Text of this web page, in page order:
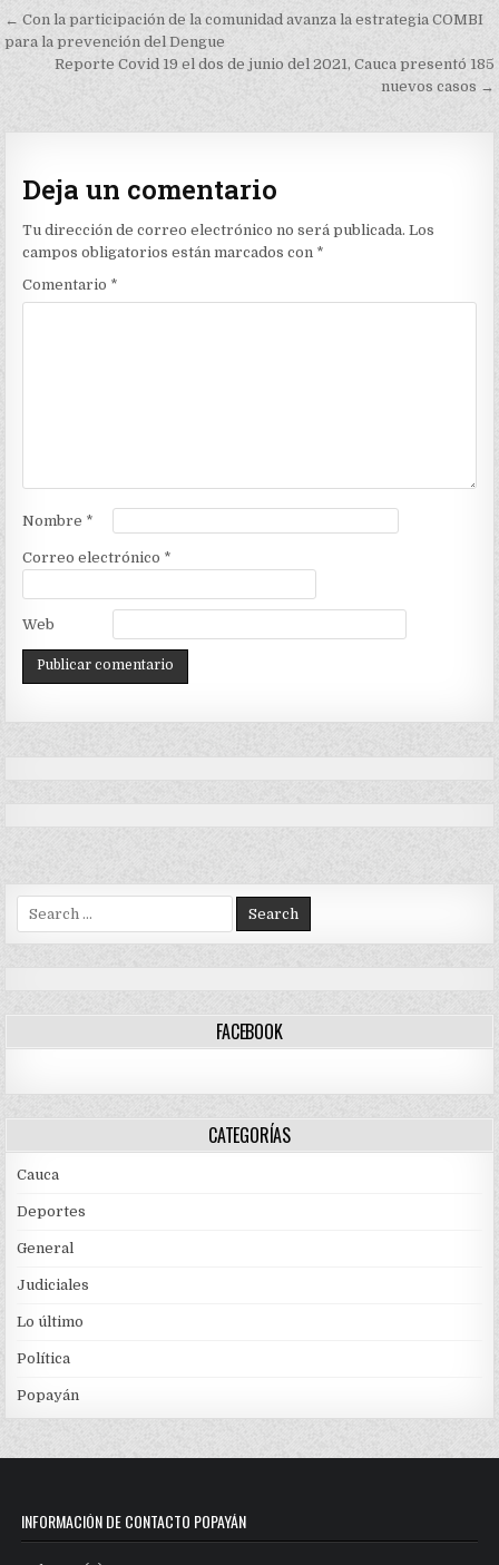
Navegación
de
entradas
← Con la participación de la comunidad avanza la estrategia COMBI
para la prevención del Dengue
Reporte Covid 19 el dos de junio del 2021, Cauca presentó 185
nuevos casos →
Deja un comentario
Tu dirección de correo electrónico no será publicada. Los
campos obligatorios están marcados con *
Comentario *
Nombre *
Correo electrónico *
Web
Search
for:
FACEBOOK
CATEGORÍAS
Cauca
Deportes
General
Judiciales
Lo último
Política
Popayán
INFORMACIÓN DE CONTACTO POPAYÁN